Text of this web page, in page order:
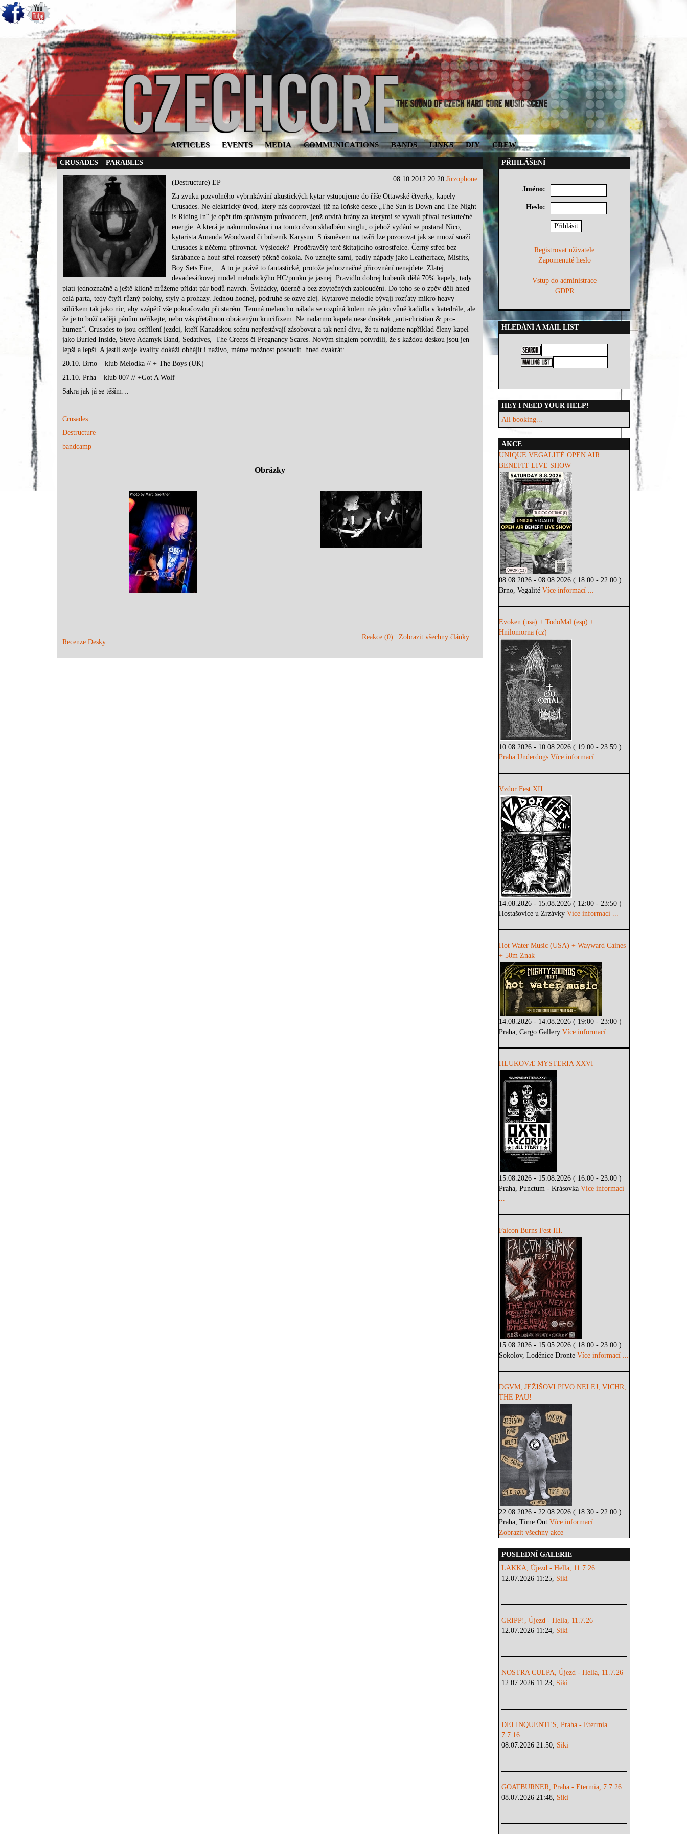
ARTICLES EVENTS MEDIA COMMUNICATIONS BANDS LINKS DIY CREW
CRUSADES – PARABLES
08.10.2012 20:20 Jirzophone
(Destructure) EP
Za zvuku pozvolného vybrnkávání akustických kytar vstupujeme do říše Ottawské čtverky, kapely
Crusades. Ne-elektrický úvod, který nás doprovázel již na loňské desce „The Sun is Down and The Night
is Riding In“ je opět tím správným průvodcem, jenž otvírá brány za kterými se vyvalí příval neskutečné
energie. A která je nakumulována i na tomto dvou skladbém singlu, o jehož vydání se postaral Nico,
kytarista Amanda Woodward či bubeník Karysun. S úsměvem na tváři lze pozorovat jak se mnozí snaží
Crusades k něčemu přirovnat. Výsledek? Proděravělý terč škitajícího ostrostřelce. Černý střed bez
škrábance a houf střel rozesetý pěkně dokola. No uznejte sami, padly nápady jako Leatherface, Misfits,
Boy Sets Fire,... A to je právě to fantastické, protože jednoznačné přirovnání nenajdete. Zlatej
devadesátkovej model melodickýho HC/punku je jasnej. Pravidlo dobrej bubeník dělá 70% kapely, tady
platí jednoznačně a ještě klidně můžeme přidat pár bodů navrch. Švihácky, úderně a bez zbytečných zabloudění. Do toho se o zpěv dělí hned
celá parta, tedy čtyři různý polohy, styly a prohazy. Jednou hodnej, podruhé se ozve zlej. Kytarové melodie bývají rozťaty mikro heavy
sólíčkem tak jako nic, aby vzápětí vše pokračovalo při starém. Temná melancho nálada se rozpíná kolem nás jako vůně kadidla v katedrále, ale
že je to boží raději pánům neříkejte, nebo vás přetáhnou obráceným krucifixem. Ne nadarmo kapela nese dovětek „anti-christian & pro-
humen“. Crusades to jsou ostřílení jezdci, kteří Kanadskou scénu nepřestávají zásobovat a tak není divu, že tu najdeme například členy kapel
jako Buried Inside, Steve Adamyk Band, Sedatives, The Creeps či Pregnancy Scares. Novým singlem potvrdili, že s každou deskou jsou jen
lepší a lepší. A jestli svoje kvality dokáží obhájit i naživo, máme možnost posoudit hned dvakrát:
20.10. Brno – klub Melodka // + The Boys (UK)
21.10. Prha – klub 007 // +Got A Wolf
Sakra jak já se těším…
Crusades
Destructure
bandcamp
Obrázky
Recenze Desky
Reakce (0) Zobrazit všechny články ...
PŘIHLÁŠENÍ
Jméno:
Heslo:
Registrovat uživatele
Zapomenuté heslo
Vstup do administrace
GDPR
HLEDÁNÍ A MAIL LIST
HEY I NEED YOUR HELP!
All booking...
AKCE
UNIQUE VEGALITÉ OPEN AIR
BENEFIT LIVE SHOW
08.08.2026 - 08.08.2026 ( 18:00 - 22:00 )
Brno, VegalitéVíce informací ...
Evoken (usa) + TodoMal (esp) +
Hnilomorna (cz)
10.08.2026 - 10.08.2026 ( 19:00 - 23:59 )
Praha Underdogs Více informací ...
Vzdor Fest XII.
14.08.2026 - 15.08.2026 ( 12:00 - 23:50 )
Hostašovice u ZrzávkyVíce informací ...
Hot Water Music (USA) + Wayward Caines
+ 50m Znak
14.08.2026 - 14.08.2026 ( 19:00 - 23:00 )
Praha, Cargo GalleryVíce informací ...
HLUKOVÆ MYSTERIA XXVI
15.08.2026 - 15.08.2026 ( 16:00 - 23:00 )
Praha, Punctum - KrásovkaVíce informací
...
Falcon Burns Fest III.
15.08.2026 - 15.05.2026 ( 18:00 - 23:00 )
Sokolov, Loděnice DronteVíce informací ...
DGVM, JEŽIŠOVI PIVO NELEJ, VICHR,
THE PAU!
22.08.2026 - 22.08.2026 ( 18:30 - 22:00 )
Praha, Time OutVíce informací ...
Zobrazit všechny akce
POSLEDNÍ GALERIE
LAKKA, Újezd - Hella, 11.7.26
12.07.2026 11:25, Siki
GRIPP!, Újezd - Hella, 11.7.26
12.07.2026 11:24, Siki
NOSTRA CULPA, Újezd - Hella, 11.7.26
12.07.2026 11:23, Siki
DELINQUENTES, Praha - Eterrnia .
7.7.16
08.07.2026 21:50, Siki
GOATBURNER, Praha - Etermia, 7.7.26
08.07.2026 21:48, Siki